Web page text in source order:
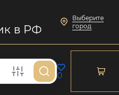
в РФ
Выберите
город
0